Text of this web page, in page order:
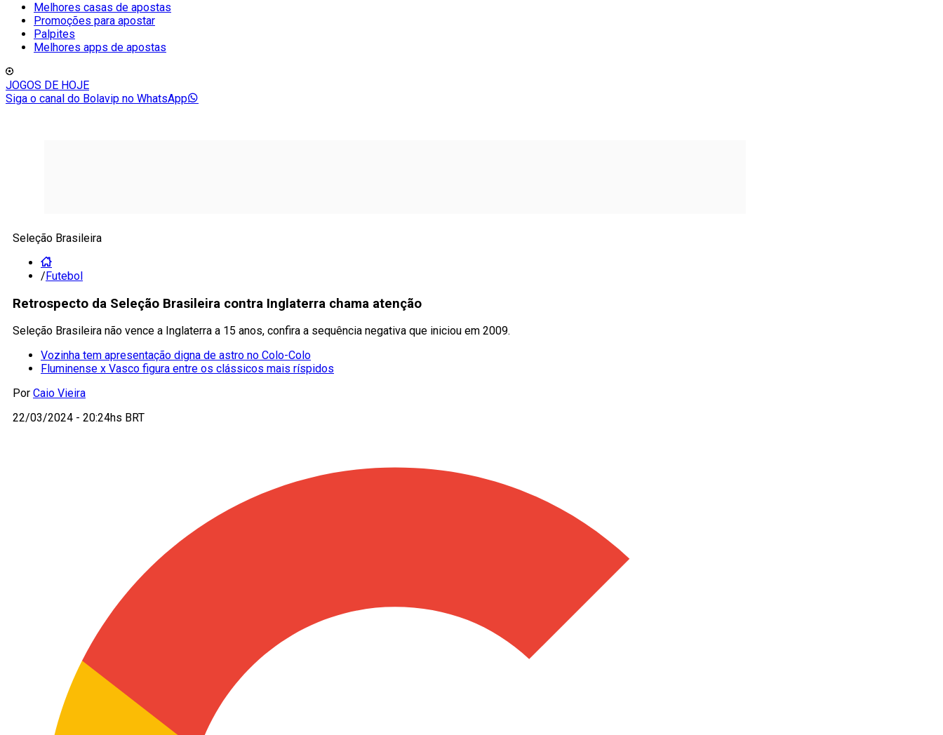
Melhores casas de apostas
Promoções para apostar
Palpites
Melhores apps de apostas
JOGOS DE HOJE
Siga o canal do Bolavip no WhatsApp
Seleção Brasileira
/Futebol
Retrospecto da Seleção Brasileira contra Inglaterra chama atenção
Seleção Brasileira não vence a Inglaterra a 15 anos, confira a sequência negativa que iniciou em 2009.
Vozinha tem apresentação digna de astro no Colo-Colo
Fluminense x Vasco figura entre os clássicos mais ríspidos
Por Caio Vieira
22/03/2024 - 20:24hs BRT